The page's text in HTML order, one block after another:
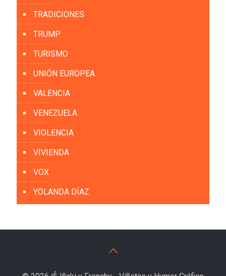
TRADICIONES
TRUMP
TURISMO
UNIÓN EUROPEA
VALENCIA
VENEZUELA
VIOLENCIA
VIVIENDA
VOX
YOLANDA DÍAZ